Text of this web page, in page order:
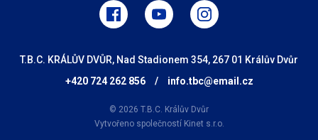
T.B.C. KRÁLŮV DVŮR, Nad Stadionem 354, 267 01 Králův Dvůr
+420 724 262 856
/ info.tbc@email.cz
© 2026 T.B.C. Králův Dvůr
Vytvořeno společností Kinet s.r.o.